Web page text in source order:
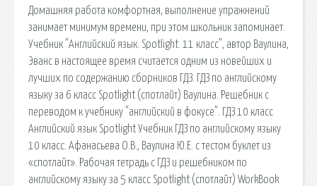
Домашняя работа комфортная, выполнение упражнений
занимает минимум времени, при этом школьник запоминает.
Учебник "Английский язык. Spotlight. 11 класс", автор Ваулина,
Эванс в настоящее время считается одним из новейших и
лучших по содержанию сборников ГДЗ. ГДЗ по английскому
языку за 6 класс Spotlight (спотлайт) Ваулина. Решебник с
переводом к учебнику "английский в фокусе". ГДЗ 10 класс
Английский язык Spotlight Учебник ГДЗ по английскому языку
10 класс: Афанасьева О.В., Ваулина Ю.Е. с тестом буклет из
«спотлайт». Рабочая тетрадь с ГДЗ и решебником по
английскому языку за 5 класс Spotlight (спотлайт) WorkBook